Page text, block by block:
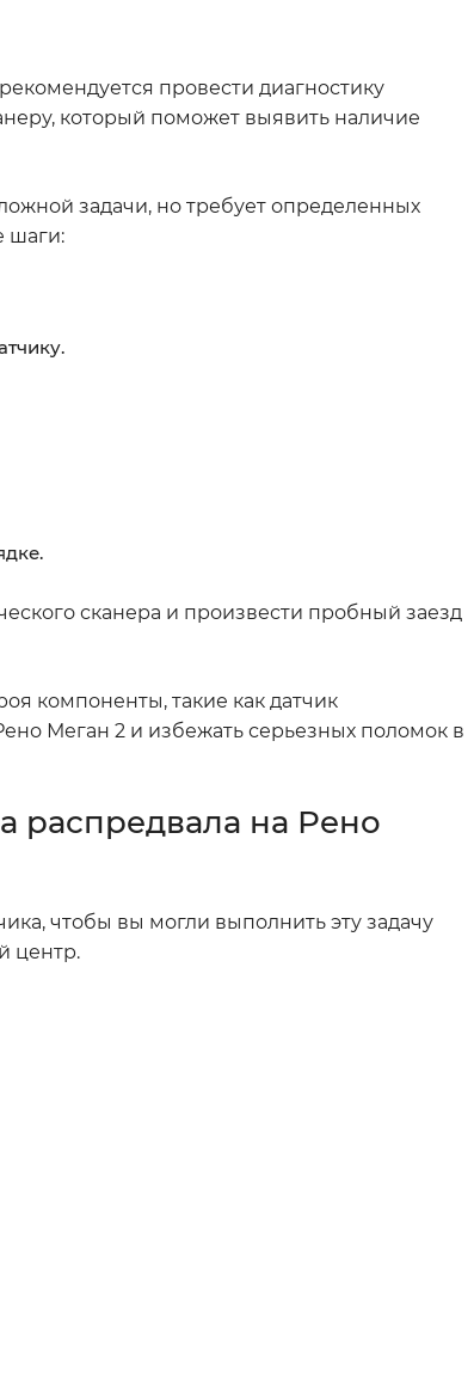
провести диагностику
который поможет выявить наличие
задачи, но требует определенных
шаги:
сканера и произвести пробный заезд
компоненты, такие как датчик
Меган 2 и избежать серьезных поломок в
распредвала на Рено
чтобы вы могли выполнить эту задачу
центр.